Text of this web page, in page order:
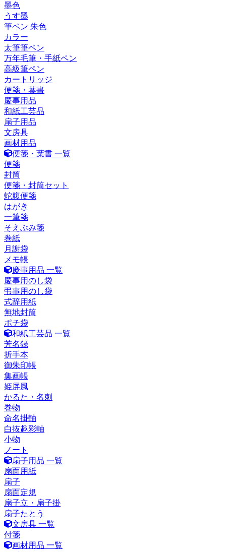
墨色
うす墨
筆ペン 朱色
カラー
太筆筆ペン
万年毛筆・手紙ペン
高級筆ペン
カートリッジ
便箋・葉書
慶事用品
和紙工芸品
扇子用品
文房具
画材用品
便箋・葉書 一覧
便箋
封筒
便箋・封筒セット
蛇腹便箋
はがき
一筆箋
そえぶみ箋
巻紙
月謝袋
メモ帳
慶事用品 一覧
慶事用のし袋
弔事用のし袋
式辞用紙
無地封筒
ポチ袋
和紙工芸品 一覧
芳名録
折手本
御朱印帳
集画帳
姫屏風
かるた・名刺
巻物
命名掛軸
白抜趣彩軸
小物
ノート
扇子用品 一覧
扇面用紙
扇子
扇面定規
扇子立・扇子掛
扇子たとう
文房具 一覧
付箋
画材用品 一覧